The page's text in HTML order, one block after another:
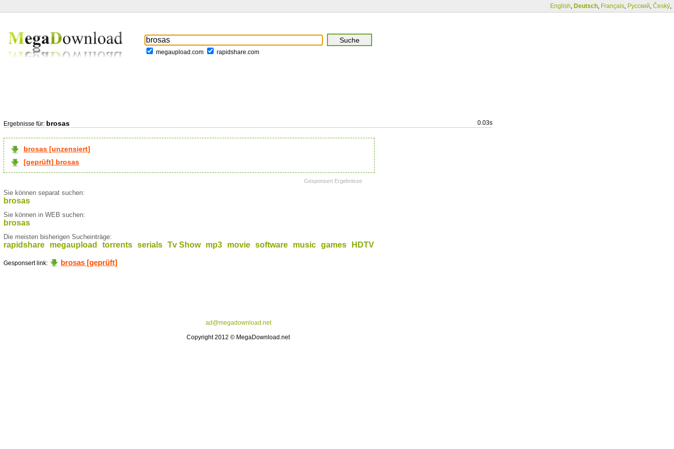
English, Deutsch, Français, Русский, Český,
megaupload.com rapidshare.com
Ergebnisse für: brosas 0.03s
brosas [unzensiert]
[geprüft] brosas
Gesponsert Ergebnisse
Sie können separat suchen:
brosas
Sie können in WEB suchen:
brosas
Die meisten bisherigen Sucheinträge:
rapidshare megaupload torrents serials Tv Show mp3 movie software music games HDTV
Gesponsert link: brosas [geprüft]
ad@megadownload.net
Copyright 2012 © MegaDownload.net